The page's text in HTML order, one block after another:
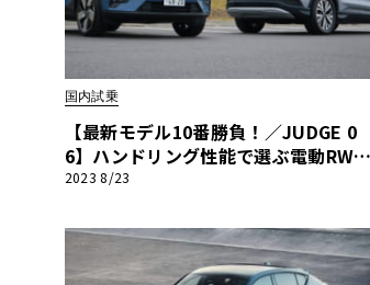
国内試乗
【最新モデル10番勝負！／JUDGE 0
6】ハンドリング性能で選ぶ電動RWD
クーペSUV【ボルボC40×アウディQ
2023 8/23